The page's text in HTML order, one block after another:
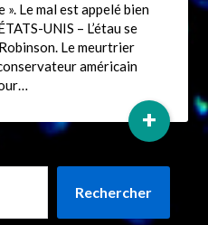
Le mal est appelé bien
UNIS – L’étau se
Le meurtrier
américain
+
Rechercher